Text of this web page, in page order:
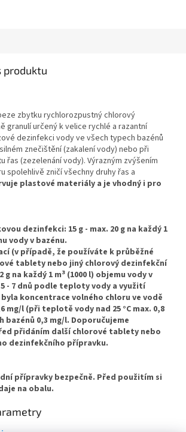
produktu
zbytku rychlorozpustný chlorový
granulí určený k velice rychlé a razantní
dezinfekci vody ve všech typech bazénů
znečištění (zakalení vody) nebo při
řas (zezelenání vody). Výrazným zvýšením
spolehlivě zničí všechny druhy řas a
plastové materiály a je vhodný i pro
dezinfekci: 15 g - max. 20 g na každý 1
vody v bazénu.
(v případě, že používáte k průběžné
tablety nebo jiný chlorový dezinfekční
g na každý 1 m3 (1000 l) objemu vody v
- 7 dnů podle teploty vody a využití
koncentrace volného chloru ve vodě
mg/l (při teplotě vody nad 25 °C max. 0,8
bazénů 0,3 mg/l. Doporučujeme
přidáním další chlorové tablety nebo
dezinfekčního přípravku.
přípravky bezpečně. Před použitím si
na obalu.